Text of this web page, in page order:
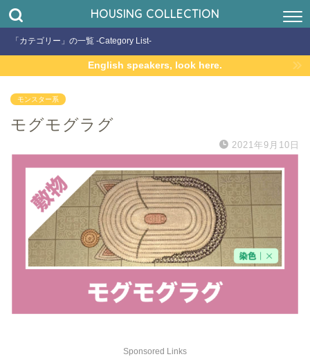
HOUSING COLLECTION
「カテゴリー」の一覧 -Category List-
English speakers, look here.
モンスター系
モグモグラグ
2021年9月10日
Sponsored Links